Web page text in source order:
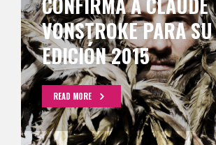
VONSTROKE PARA SU
EDICIÓN 2015
READ MORE